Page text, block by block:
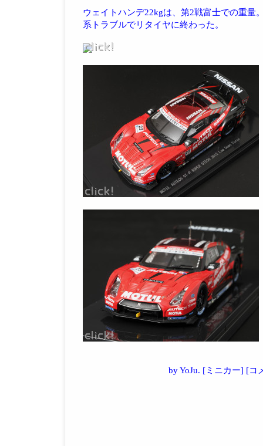
ウェイトハンデ22kgは、第2戦富士での重量
系トラブルでリタイヤに終わった。
byYoJu. [ミニカー] [コ